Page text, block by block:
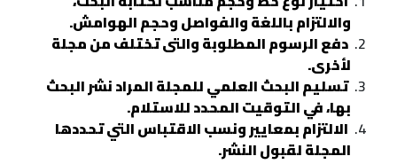
والالتزام باللغة والفواصل وحجم الهوامش.
دفع الرسوم المطلوبة والتى تختلف من مجلة
لأخرى.
تسليم البحث العلمي للمجلة المراد نشر البحث
بها، في التوقيت المحدد للاستلام.
الالتزام بمعايير ونسب الاقتباس التي تحددها
المجلة لقبول النشر.